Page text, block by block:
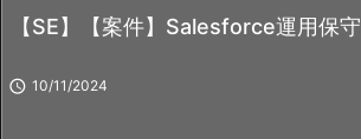
【SE】【案件】Salesforce運用保守
 10/11/2024